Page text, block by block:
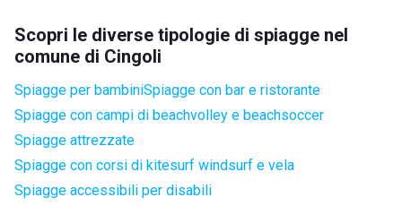
Scopri le diverse tipologie di spiagge nel
comune di Cingoli
Spiagge per bambiniSpiagge con bar e ristorante
Spiagge con campi di beachvolley e beachsoccer
Spiagge attrezzate
Spiagge con corsi di kitesurf windsurf e vela
Spiagge accessibili per disabili